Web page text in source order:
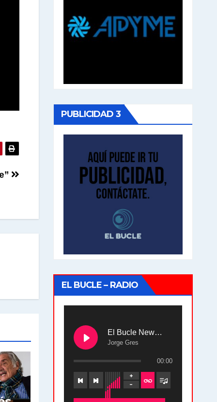
PUBLICIDAD 3
EL BUCLE – RADIO
El Bucle News en Radio Gráfica. Bloque 2 . 28.04.24
Jorge Gres
00:00